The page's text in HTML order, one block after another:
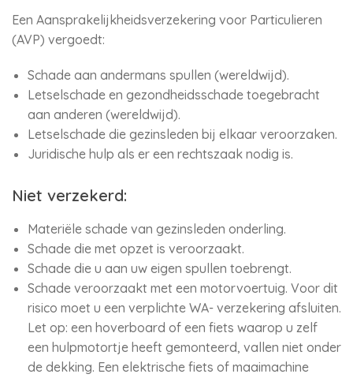
Een Aansprakelijkheidsverzekering voor Particulieren
(AVP) vergoedt:
Schade aan andermans spullen (wereldwijd).
Letselschade en gezondheidsschade toegebracht
aan anderen (wereldwijd).
Letselschade die gezinsleden bij elkaar veroorzaken.
Juridische hulp als er een rechtszaak nodig is.
Niet verzekerd:
Materiële schade van gezinsleden onderling.
Schade die met opzet is veroorzaakt.
Schade die u aan uw eigen spullen toebrengt.
Schade veroorzaakt met een motorvoertuig. Voor dit
risico moet u een verplichte WA- verzekering afsluiten.
Let op: een hoverboard of een fiets waarop u zelf
een hulpmotortje heeft gemonteerd, vallen niet onder
de dekking. Een elektrische fiets of maaimachine